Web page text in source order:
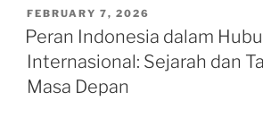
POSTED
ON
FEBRUARY 7, 2026
Peran Indonesia dalam
Internasional: Sejarah dan
Masa Depan